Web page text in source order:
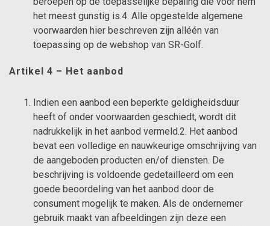
het meest gunstig is.4. Alle opgestelde algemene
voorwaarden hier beschreven zijn alléén van
toepassing op de webshop van SR-Golf.
Artikel 4 – Het aanbod
Indien een aanbod een beperkte geldigheidsduur
heeft of onder voorwaarden geschiedt, wordt dit
nadrukkelijk in het aanbod vermeld.2. Het aanbod
bevat een volledige en nauwkeurige omschrijving van
de aangeboden producten en/of diensten. De
beschrijving is voldoende gedetailleerd om een
goede beoordeling van het aanbod door de
consument mogelijk te maken. Als de ondernemer
gebruik maakt van afbeeldingen zijn deze een